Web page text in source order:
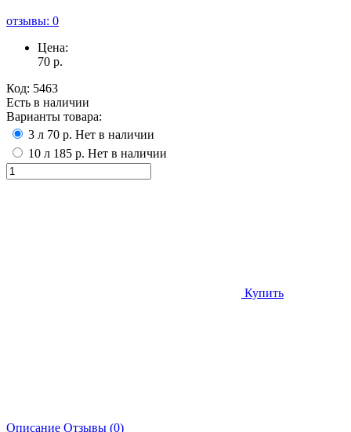
отзывы: 0
Цена:
70 р.
Код: 5463
Есть в наличии
Варианты товара:
3 л 70 р. Нет в наличии
10 л 185 р. Нет в наличии
Купить
Описание Отзывы (0)